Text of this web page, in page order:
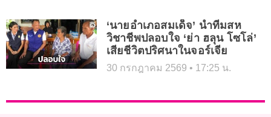
‘นายอำเภอสมเด็จ’ นำทีมสห
วิชาชีพปลอบใจ ‘ย่า ฮลุน โซโล่’
เสียชีวิตปริศนาในจอร์เจีย
30 กรกฎาคม 2569 17:25 น.